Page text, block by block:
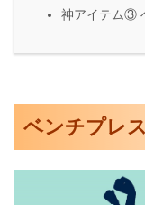
神アイテム③
ベンチプレ